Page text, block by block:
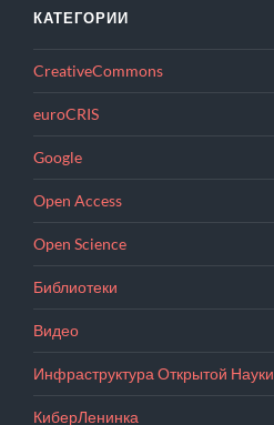
КАТЕГОРИИ
CreativeCommons
euroCRIS
Google
Open Access
Open Science
Библиотеки
Видео
Инфраструктура Открытой Науки
КиберЛенинка